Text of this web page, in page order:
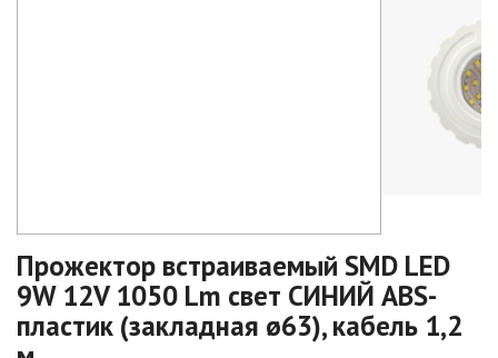
Прожектор встраиваемый SMD LED
9W 12V 1050 Lm свет СИНИЙ ABS-
пластик (закладная ø63), кабель 1,2